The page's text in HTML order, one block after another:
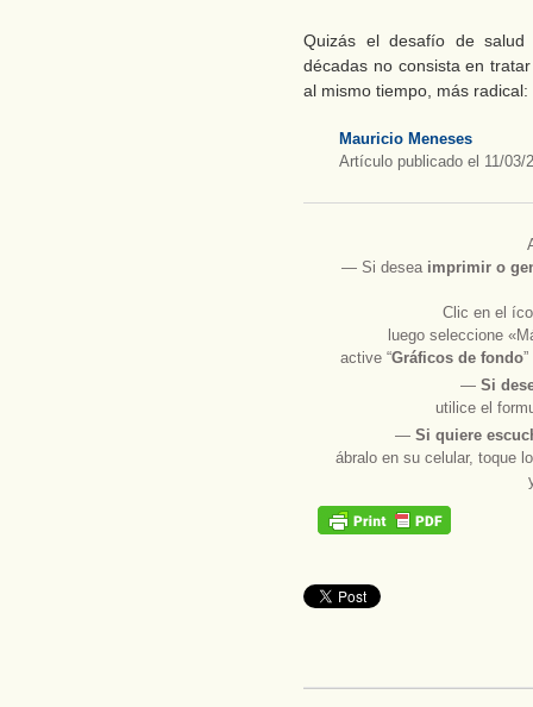
Quizás el desafío de salud
décadas no consista en
al mismo tiempo, más
Mauricio Meneses
Artículo publicado el 11/03/
― Si desea imprimir o
Clic en el
luego seleccione
active “Gráficos de fondo
― Si
utilice el
― Si quiere
ábralo en su celular, toque